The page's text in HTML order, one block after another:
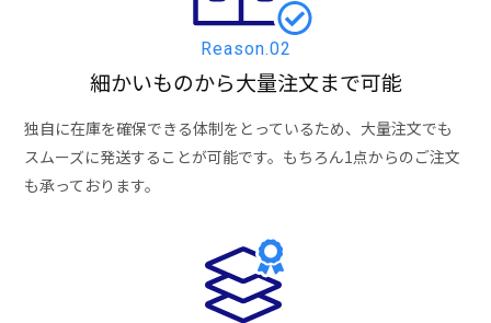
Reason.02
細かいものから大量注文まで可能
独自に在庫を確保できる体制をとっているため、大量注文でも
スムーズに発送することが可能です。もちろん1点からのご注文
も承っております。